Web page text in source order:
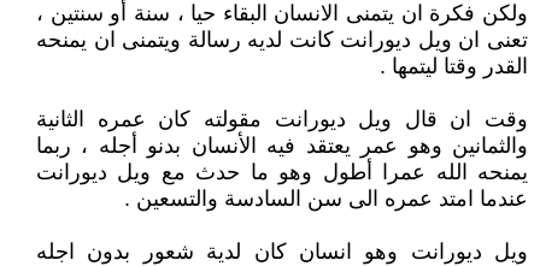
ولكن فكرة ان يتمنى الانسان البقاء حيا ، سنة أو سنتين ،
تعنى ان ويل ديورانت كانت لديه رسالة ويتمنى ان يمنحه
القدر وقتا ليتمها .
وقت ان قال ويل ديورانت مقولته كان عمره الثانية
والثمانين وهو عمر يعتقد فيه الأنسان بدنو أجله ، ربما
يمنحه الله عمرا أطول وهو ما حدث مع ويل ديورانت
عندما امتد عمره الى سن السادسة والتسعين .
ويل ديورانت وهو انسان كان لدية شعور بدون اجله